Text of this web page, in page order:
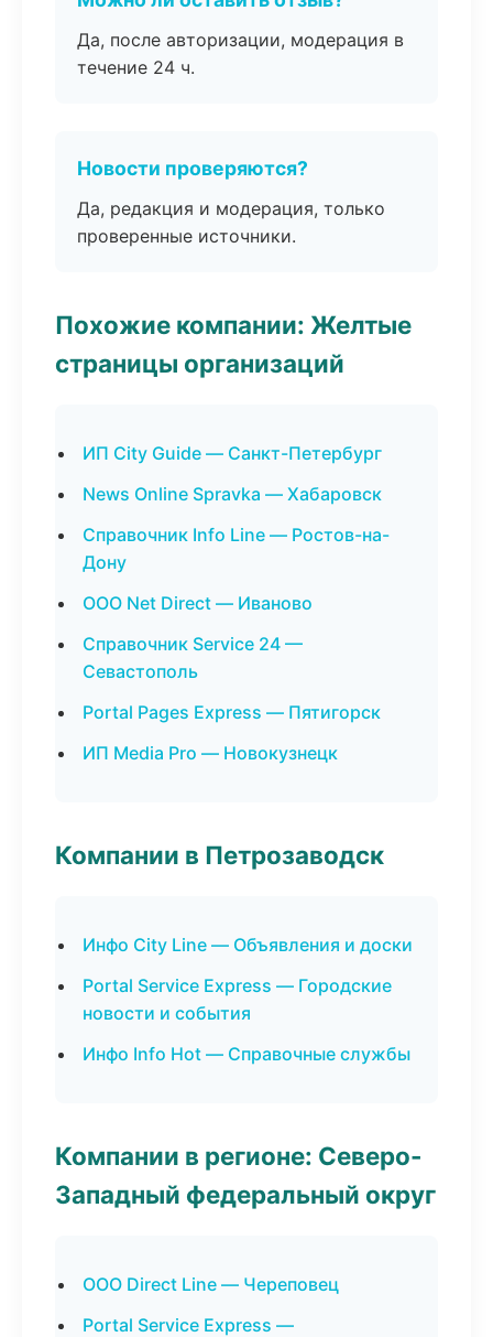
Да, после авторизации, модерация в
течение 24 ч.
Новости проверяются?
Да, редакция и модерация, только
проверенные источники.
Похожие компании: Желтые
страницы организаций
ИП City Guide — Санкт-Петербург
News Online Spravka — Хабаровск
Справочник Info Line — Ростов-на-
Дону
ООО Net Direct — Иваново
Справочник Service 24 —
Севастополь
Portal Pages Express — Пятигорск
ИП Media Pro — Новокузнецк
Компании в Петрозаводск
Инфо City Line — Объявления и доски
Portal Service Express — Городские
новости и события
Инфо Info Hot — Справочные службы
Компании в регионе: Северо-
Западный федеральный округ
ООО Direct Line — Череповец
Portal Service Express —